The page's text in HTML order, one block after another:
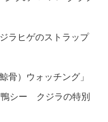
ラヒゲのストラップ
）ウォッチング」
シー クジラの特別